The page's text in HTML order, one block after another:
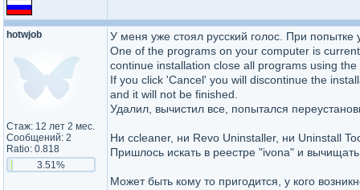
hotwjob
Стаж: 12 лет 2 мес.
Сообщений: 2
Ratio: 0.818
3.51%
У меня уже стоял русский голос. При попытке
One of the programs on your computer is
continue installation close all programs using
If you click 'Cancel' you will discontinue the
and it will not be finished.
Удалил, вычистил все, попытался
Ни ссleaner, ни Revo Uninstaller, ни Unіnstall
Пришлось искать в реестре "ivona" и
Может быть кому то пригодится, у кого